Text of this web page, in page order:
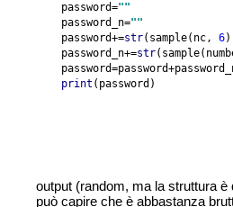
    password=
password_n=
password+=str(sample(nc, 6
    password_n+=
str
    print
(password)
output (random, ma la struttura
può capire che è abbastanza